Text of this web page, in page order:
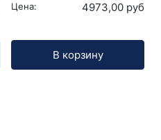
Цена: 4973,00 руб
В корзину